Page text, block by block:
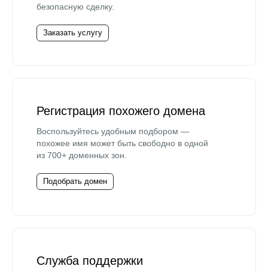
безопасную сделку.
Заказать услугу
Регистрация похожего домена
Воспользуйтесь удобным подбором —
похожее имя может быть свободно в одной
из 700+ доменных зон.
Подобрать домен
Служба поддержки